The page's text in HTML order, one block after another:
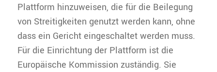
Plattform hinzuweisen, die für die Beilegung
von Streitigkeiten genutzt werden kann, ohne
dass ein Gericht eingeschaltet werden muss.
Für die Einrichtung der Plattform ist die
Europäische Kommission zuständig. Sie